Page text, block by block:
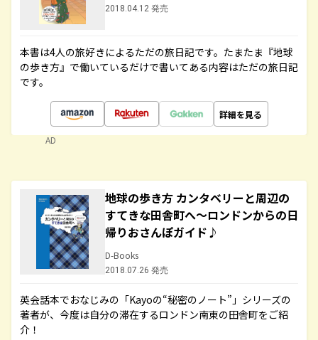
2018.04.12 発売
本書は4人の旅好きによるただの旅日記です。たまたま『地球
の歩き方』で働いているだけで書いてある内容はただの旅日記
です。
詳細を見る
AD
地球の歩き方 カンタベリーと周辺の
すてきな田舎町へ～ロンドンからの日
帰りおさんぽガイド♪
D-Books
2018.07.26 発売
英会話本でおなじみの「Kayoの“秘密のノート”」シリーズの
著者が、今度は自分の滞在するロンドン南東の田舎町をご紹
介！